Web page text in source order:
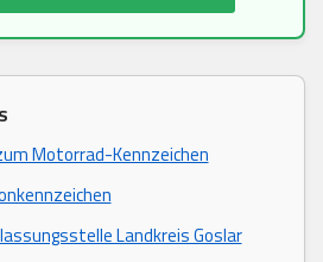
Motorrad-Kennzeichen
Landkreis Goslar